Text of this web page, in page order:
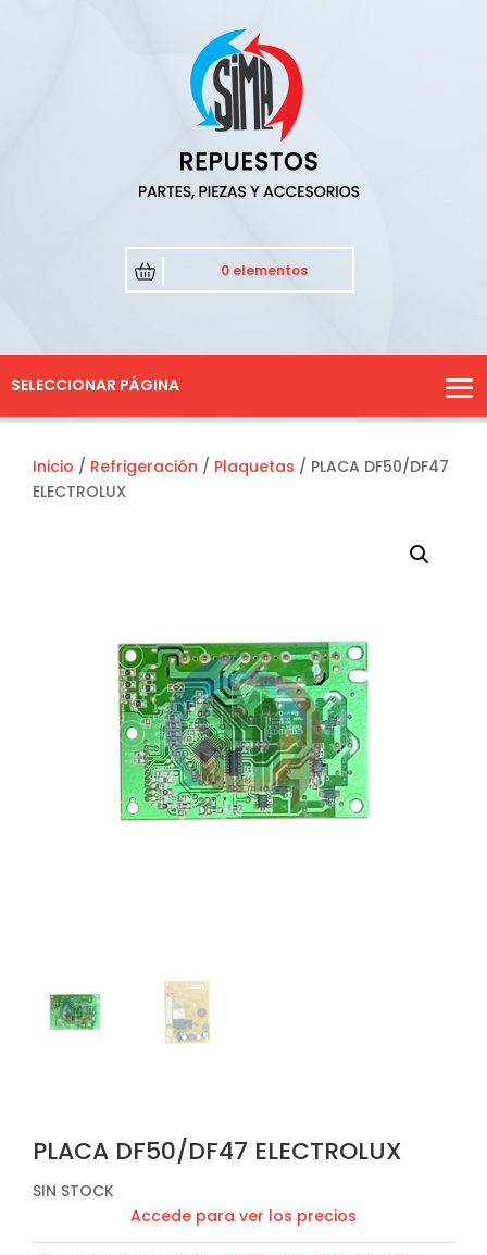
0 elementos
SELECCIONAR PÁGINA
Inicio / Refrigeración / Plaquetas / PLACA DF50/DF47
ELECTROLUX
PLACA DF50/DF47 ELECTROLUX
SIN STOCK
Accede para ver los precios